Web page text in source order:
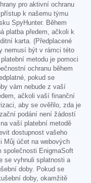
pro aktivní ochranu
k našemu týmu
SpyHunter. Během
platba předem, ačkoli k
karta. (Předplacené
nemusí být v rámci této
metodu je pomoci
ochranu během
pokud se
vám nebude z vaší
ačkoli vaší finanční
aby se ověřilo, zda je
podání není žádostí
vaší platební metodě
dostupnost vašeho
Můj účet na webových
společnosti EnigmaSoft
se vyhnuli splatnosti a
doby. Pokud se
doby, okamžitě